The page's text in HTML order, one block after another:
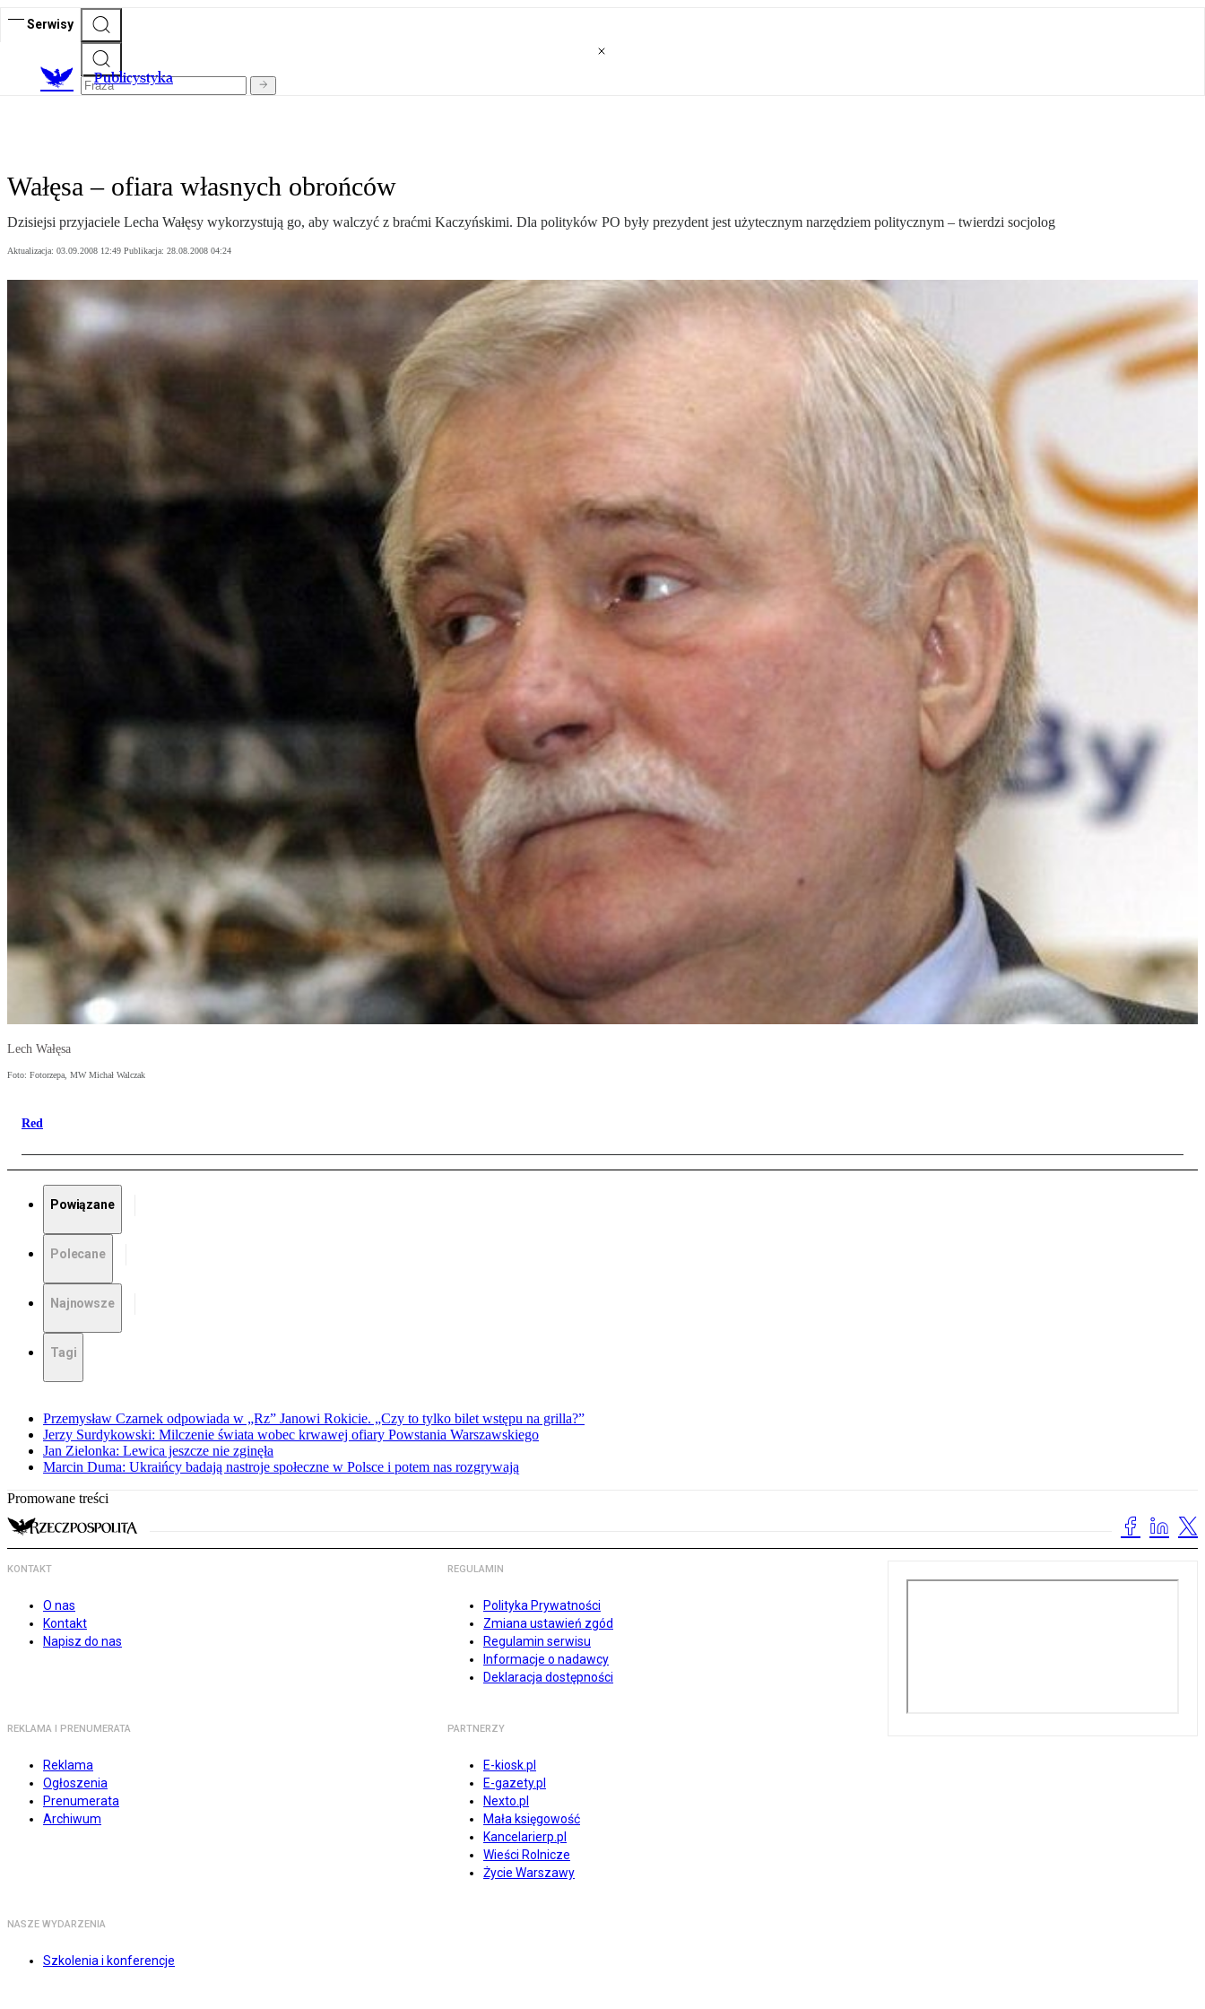
Serwisy
Publicystyka
Wałęsa – ofiara własnych obrońców
Dzisiejsi przyjaciele Lecha Wałęsy wykorzystują go, aby walczyć z braćmi Kaczyńskimi. Dla polityków PO były prezydent jest użytecznym narzędziem politycznym – twierdzi socjolog
Aktualizacja: 03.09.2008 12:49 Publikacja: 28.08.2008 04:24
Lech Wałęsa
Foto: Fotorzepa, MW Michał Walczak
Red
Powiązane
Polecane
Najnowsze
Tagi
Przemysław Czarnek odpowiada w „Rz” Janowi Rokicie. „Czy to tylko bilet wstępu na grilla?”
Jerzy Surdykowski: Milczenie świata wobec krwawej ofiary Powstania Warszawskiego
Jan Zielonka: Lewica jeszcze nie zginęła
Marcin Duma: Ukraińcy badają nastroje społeczne w Polsce i potem nas rozgrywają
Promowane treści
KONTAKT
O nas
Kontakt
Napisz do nas
REGULAMIN
Polityka Prywatności
Zmiana ustawień zgód
Regulamin serwisu
Informacje o nadawcy
Deklaracja dostępności
REKLAMA I PRENUMERATA
Reklama
Ogłoszenia
Prenumerata
Archiwum
PARTNERZY
E-kiosk.pl
E-gazety.pl
Nexto.pl
Mała księgowość
Kancelarierp.pl
Wieści Rolnicze
Życie Warszawy
NASZE WYDARZENIA
Szkolenia i konferencje